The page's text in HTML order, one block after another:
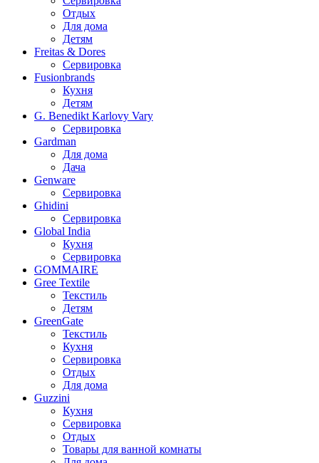
Отдых
Для дома
Детям
Freitas & Dores
Сервировка
Fusionbrands
Кухня
Детям
G. Benedikt Karlovy Vary
Сервировка
Gardman
Для дома
Дача
Genware
Сервировка
Ghidini
Сервировка
Global India
Кухня
Сервировка
GOMMAIRE
Gree Textile
Текстиль
Детям
GreenGate
Текстиль
Кухня
Сервировка
Отдых
Для дома
Guzzini
Кухня
Сервировка
Отдых
Товары для ванной комнаты